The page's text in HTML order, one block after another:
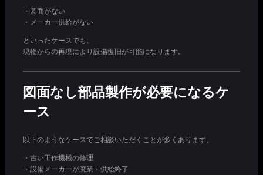
・図面がない
・メーカー供給がない
といったケースでも、
現物からの再現により設備復旧が可能になります。
図面なし部品製作が必要になるケ
ース
以下のようなケースでご相談いただくことが多くあります。
・古い工作機械の修理
・設備メーカーが廃業・供給終了